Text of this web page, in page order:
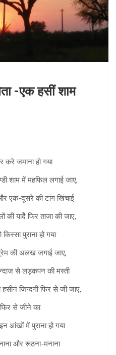
-एक हसीं शाम
करे जमाना हो गया
शाम में महफिल लगाई जाए,
एक-दूसरे की टांग खिंचाई
की यादेें फिर ताजा की जाए,
पुराना हो गया
की अलख जगाई जाए,
से लड़कपन की मस्ती
हसीन जिन्दगी फिर से जी जाए,
फिर से जीने का
आंखों में पुराना हो गया
और रूठना-मनाना